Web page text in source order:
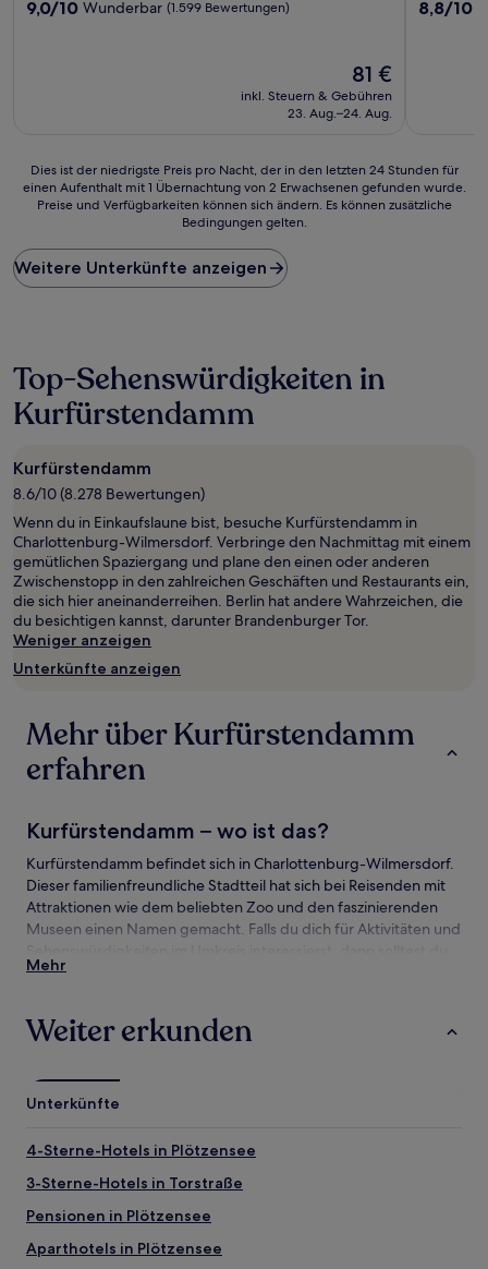
9.0
9,0/10 Wunderbar (1.599 Bewertungen)
Der
Preis
beträgt
81 €
inkl. Steuern & Gebühren
23. Aug.–24. Aug.
8.8
8,8/10
Dies
ist
Preis
pro
Nacht,
letzten
24 Stunden
für
einen
mit
1 Übernachtung
von
2 Erwachsenen
gefunden
wurde.
Preise
und
Verfügbarkeiten
können
sich
ändern.
können
zusätzliche
Bedingungen
gelten.
Dies ist der niedrigste Preis pro Nacht, der in den letzten 24 Stunden für
einen Aufenthalt mit 1 Übernachtung von 2 Erwachsenen gefunden wurde.
Preise und Verfügbarkeiten können sich ändern. Es können zusätzliche
Bedingungen gelten.
Weitere Unterkünfte anzeigen
Top-Sehenswürdigkeiten in
Kurfürstendamm
Kurfürstendamm
8.6/10 (8.278 Bewertungen)
Wenn du in Einkaufslaune bist, besuche Kurfürstendamm in
Charlottenburg-Wilmersdorf. Verbringe den Nachmittag mit einem
gemütlichen Spaziergang und plane den einen oder anderen
Zwischenstopp in den zahlreichen Geschäften und Restaurants ein,
die sich hier aneinanderreihen. Berlin hat andere Wahrzeichen, die
du besichtigen kannst, darunter Brandenburger Tor.
Weniger anzeigen
Unterkünfte anzeigen
Mehr über Kurfürstendamm
erfahren
Kurfürstendamm – wo ist das?
Kurfürstendamm befindet sich in Charlottenburg-Wilmersdorf.
Dieser familienfreundliche Stadtteil hat sich bei Reisenden mit
Attraktionen wie dem beliebten Zoo und den faszinierenden
Museen einen Namen gemacht. Falls du dich für Aktivitäten und
dir diese Attraktionen nicht entgehen lassen: Potsdamer Platz
Sehenswürdigkeiten und Aktivitäten nahe
Sehenswürdigkeiten nahe Kurfürstendamm
Ku’damm Eck
Potsdamer Platz
Brandenburger Tor
Alexanderplatz
Aktivitäten nahe Kurfürstendamm
Mehr
Weiter erkunden
Unterkünfte
4-Sterne-Hotels in Plötzensee
3-Sterne-Hotels in Torstraße
Pensionen in Plötzensee
Aparthotels in Plötzensee